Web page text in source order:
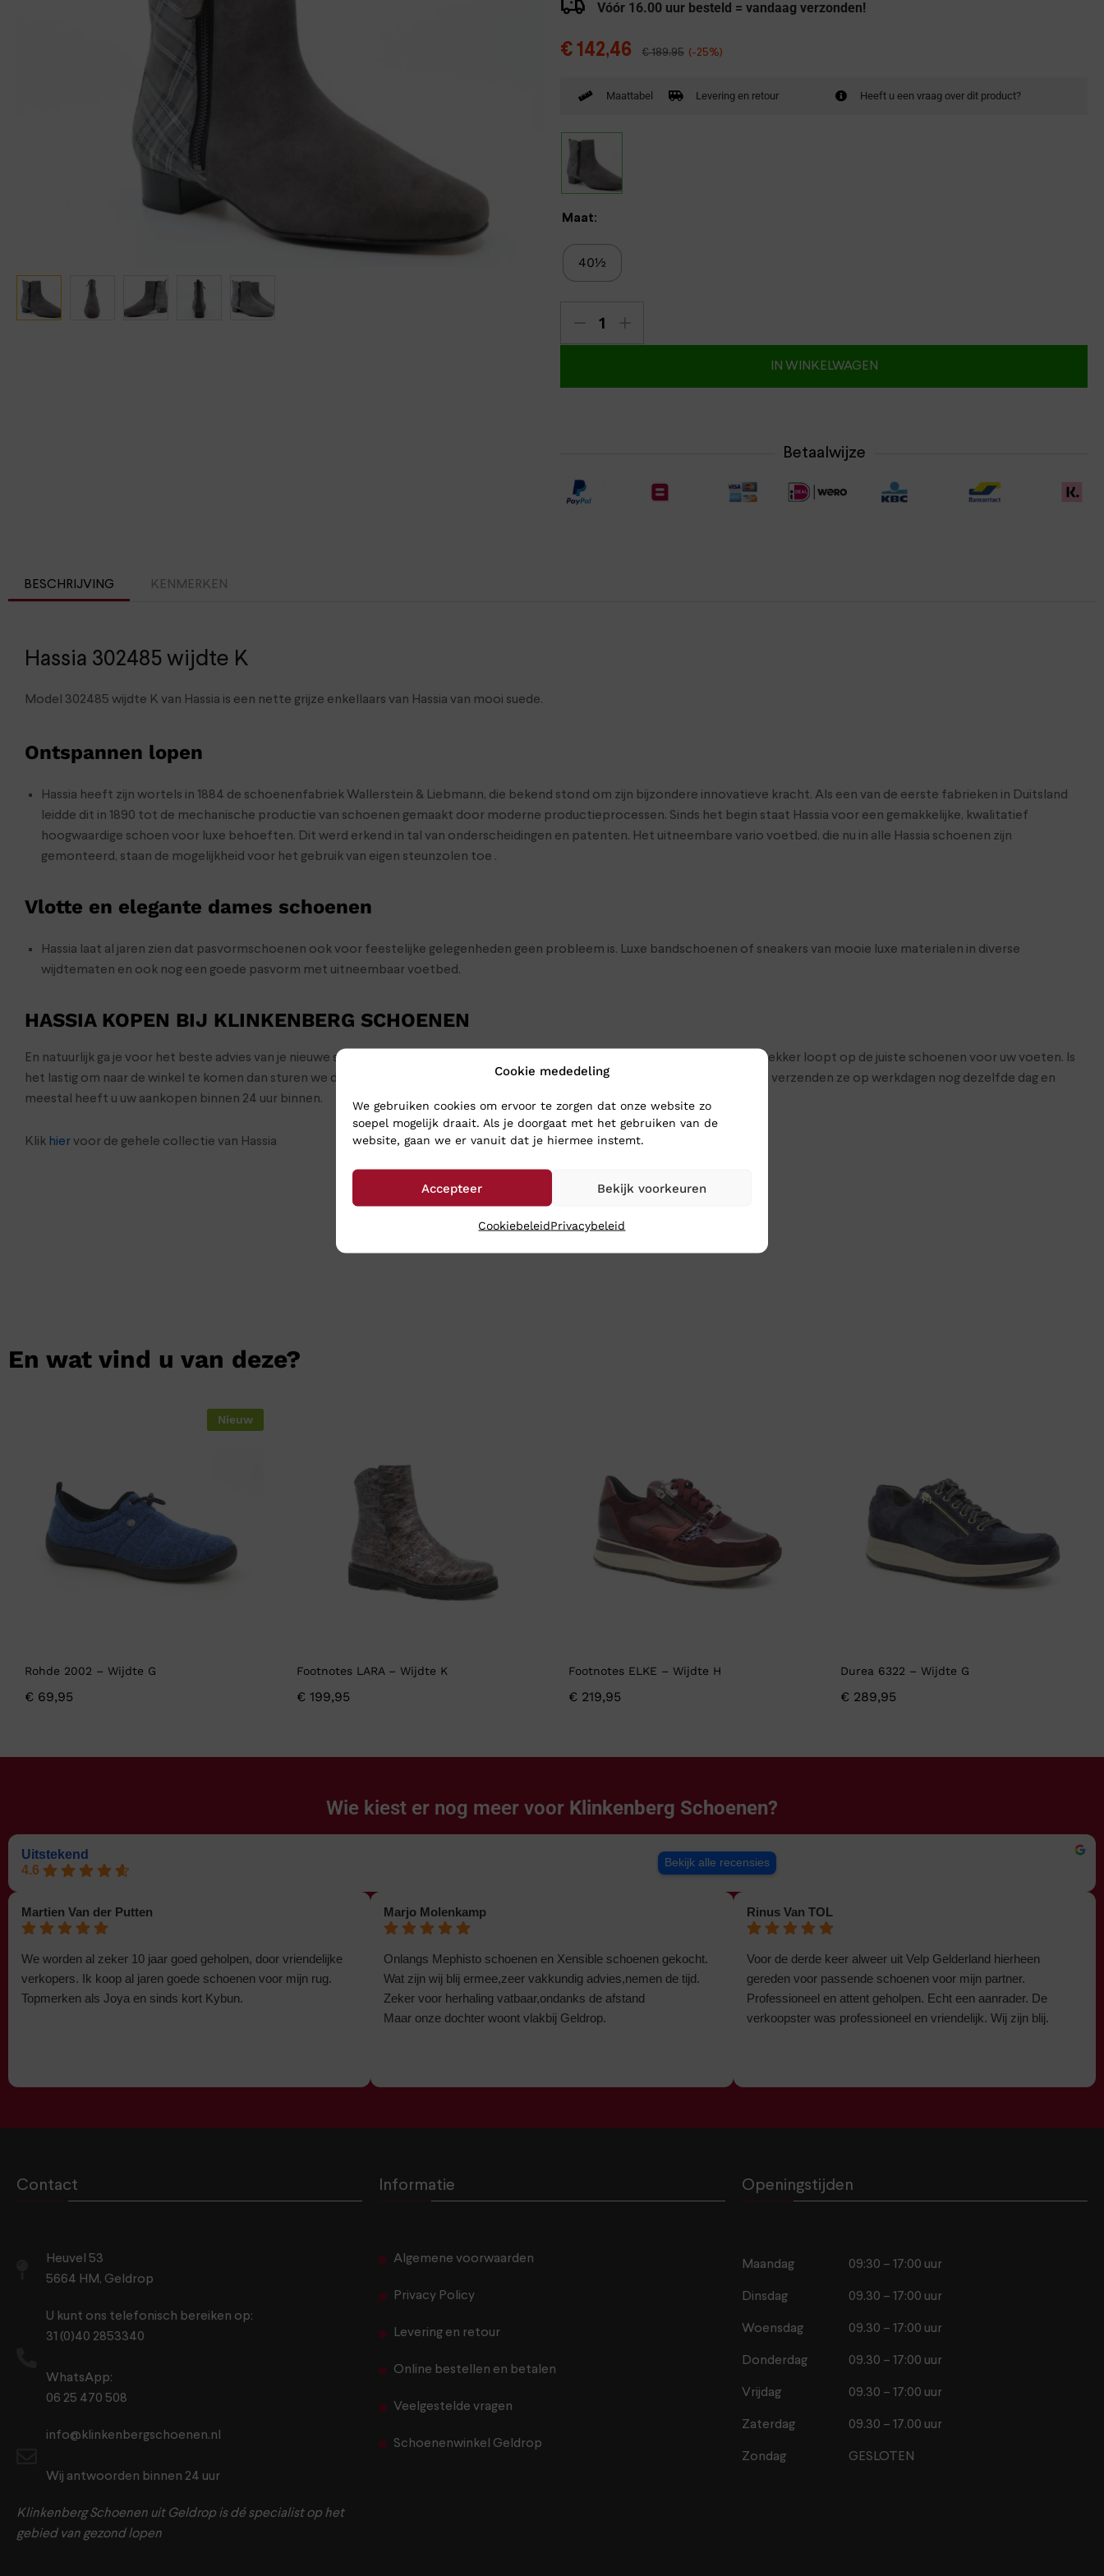
Cookie mededeling
We gebruiken cookies om ervoor te zorgen dat onze website zo
soepel mogelijk draait. Als je doorgaat met het gebruiken van de
website, gaan we er vanuit dat je hiermee instemt.
Accepteer Bekijk voorkeuren
CookiebeleidPrivacybeleid
Verbandschoenen (externe website) Vóór 16.00 uur besteld = vandaag verzonden!
€ 142,46 €189,95 (-25%)
Maattabel Levering en retour Heeft u een vraag over dit product?
Maat:
40½
IN WINKELWAGEN
Betaalwijze
BESCHRIJVING KENMERKEN
Hassia 302485 wijdte K
Model 302485 wijdte K van Hassia is een nette grijze enkellaars van Hassia van mooi suede.
Ontspannen lopen
Hassia heeft zijn wortels in 1884 de schoenenfabriek Wallerstein & Liebmann, die bekend stond om zijn bijzondere innovatieve kracht. Als een van de eerste fabrieken in Duitsland
leidde dit in 1890 tot de mechanische productie van schoenen gemaakt door moderne productieprocessen. Sinds het begin staat Hassia voor een gemakkelijke, kwalitatief
hoogwaardige schoen voor luxe behoeften. Dit werd erkend in tal van onderscheidingen en patenten. Het uitneembare vario voetbed, die nu in alle Hassia schoenen zijn
gemonteerd, staan de mogelijkheid voor het gebruik van eigen steunzolen toe .
Vlotte en elegante dames schoenen
Hassia laat al jaren zien dat pasvormschoenen ook voor feestelijke gelegenheden geen probleem is. Luxe bandschoenen of sneakers van mooie luxe materialen in diverse
wijdtematen en ook nog een goede pasvorm met uitneembaar voetbed.
HASSIA KOPEN BIJ KLINKENBERG SCHOENEN
En natuurlijk ga je voor het beste advies van je nieuwe schoenen naar Klinkenberg Schoenen in Geldrop. Dan weet je zeker dat je lekker loopt op de juiste schoenen voor uw voeten. Is
het lastig om naar de winkel te komen dan sturen we de schoenen toch gewoon naar je op: bestel ze online in onze webshop. Wij verzenden ze op werkdagen nog dezelfde dag en
meestal heeft u uw aankopen binnen 24 uur binnen.
Klik hiervoor de gehele collectie van Hassia
En wat vind u van deze?
Nieuw
Rohde 2002 – Wijdte G
€ 69,95
Footnotes LARA – Wijdte K
€ 199,95
Footnotes ELKE – Wijdte H
€ 219,95
Durea 6322 – Wijdte G
€ 289,95
Wie kiest er nog meer voor Klinkenberg Schoenen?
Uitstekend
4.6
Bekijk alle recensies
Martien Van der Putten
We worden al zeker 10 jaar goed geholpen, door vriendelijke
verkopers. Ik koop al jaren goede schoenen voor mijn rug.
Topmerken als Joya en sinds kort Kybun.
Marjo Molenkamp
Onlangs Mephisto schoenen en Xensible schoenen gekocht.
Wat zijn wij blij ermee,zeer vakkundig advies,nemen de tijd.
Zeker voor herhaling vatbaar,ondanks de afstand
Maar onze dochter woont vlakbij Geldrop.
Rinus Van TOL
Voor de derde keer alweer uit Velp Gelderland hierheen
gereden voor passende schoenen voor mijn partner.
Professioneel en attent geholpen. Echt een aanrader. De
verkoopster was professioneel en vriendelijk. Wij zijn blij.
Contact
Heuvel 53
5664 HM, Geldrop
U kunt ons telefonisch bereiken op:
31 (0)40 2853340
WhatsApp:
06 25 470 508
info@klinkenbergschoenen.nl
Wij antwoorden binnen 24 uur
Klinkenberg Schoenen uit Geldrop is dé specialist op het
gebied van gezond lopen
Informatie
Algemene voorwaarden
Privacy Policy
Levering en retour
Online bestellen en betalen
Veelgestelde vragen
Schoenenwinkel Geldrop
Openingstijden
Maandag 09:30 – 17:00 uur
Dinsdag 09.30 – 17:00 uur
Woensdag 09.30 – 17:00 uur
Donderdag 09.30 – 17:00 uur
Vrijdag 09.30 – 17:00 uur
Zaterdag 09.30 – 17.00 uur
Zondag GESLOTEN